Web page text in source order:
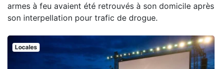
armes à feu avaient été retrouvés à son domicile après
son interpellation pour trafic de drogue.
Locales